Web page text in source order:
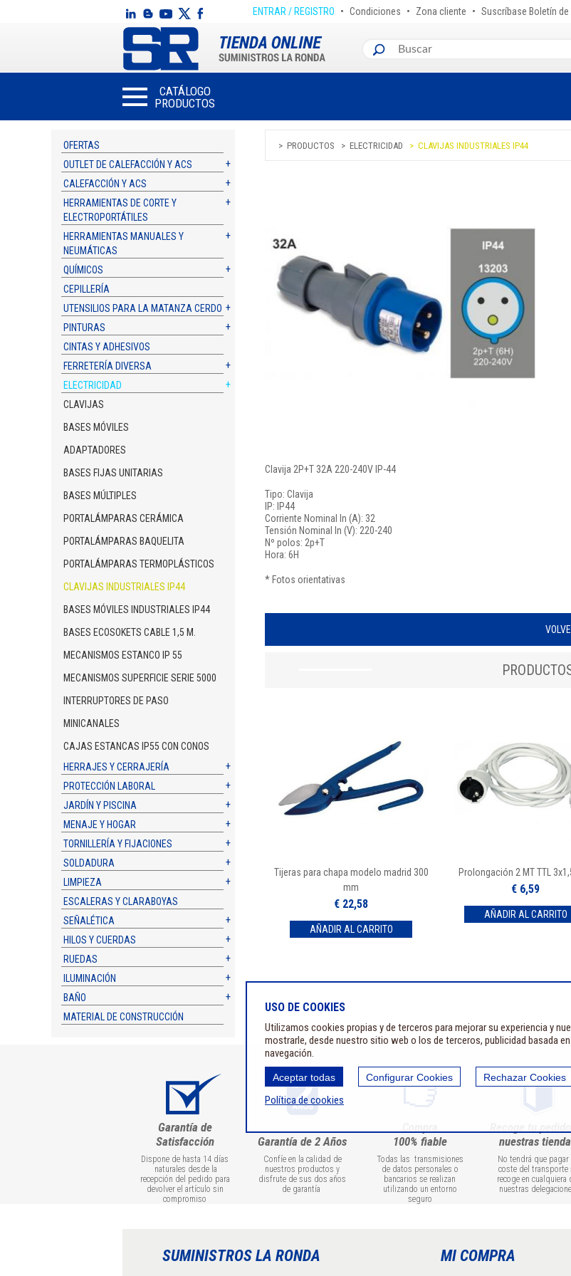
ENTRAR / REGISTRO • Condiciones • Zona cliente • Suscríbase Boletín de
CATÁLOGO
PRODUCTOS
OFERTAS
OUTLET DE CALEFACCIÓN Y ACS
CALEFACCIÓN Y ACS
HERRAMIENTAS DE CORTE Y
ELECTROPORTÁTILES
HERRAMIENTAS MANUALES Y
NEUMÁTICAS
QUÍMICOS
CEPILLERÍA
UTENSILIOS PARA LA MATANZA CERDO
PINTURAS
CINTAS Y ADHESIVOS
FERRETERÍA DIVERSA
ELECTRICIDAD
CLAVIJAS
BASES MÓVILES
ADAPTADORES
BASES FIJAS UNITARIAS
BASES MÚLTIPLES
PORTALÁMPARAS CERÁMICA
PORTALÁMPARAS BAQUELITA
PORTALÁMPARAS TERMOPLÁSTICOS
CLAVIJAS INDUSTRIALES IP44
BASES MÓVILES INDUSTRIALES IP44
BASES ECOSOKETS CABLE 1,5 M.
MECANISMOS ESTANCO IP 55
MECANISMOS SUPERFICIE SERIE 5000
INTERRUPTORES DE PASO
MINICANALES
CAJAS ESTANCAS IP55 CON CONOS
HERRAJES Y CERRAJERÍA
PROTECCIÓN LABORAL
JARDÍN Y PISCINA
MENAJE Y HOGAR
TORNILLERÍA Y FIJACIONES
SOLDADURA
LIMPIEZA
ESCALERAS Y CLARABOYAS
SEÑALÉTICA
HILOS Y CUERDAS
RUEDAS
ILUMINACIÓN
BAÑO
MATERIAL DE CONSTRUCCIÓN
PRODUCTOS ELECTRICIDAD CLAVIJAS INDUSTRIALES IP44
Clavija 2P+T 32A 220-240V IP-44
Tipo: Clavija
IP: IP44
Corriente Nominal In (A): 32
Tensión Nominal In (V): 220-240
Nº polos: 2p+T
Hora: 6H
* Fotos orientativas
Tijeras para chapa modelo madrid 300
mm
€ 22,58
Prolongación 2 MT TTL
€ 6,59
Garantía de
Satisfacción
Dispone de hasta 14 días
naturales desde la
recepción del pedido para
devolver el artículo sin
compromiso
Garantía de 2 Años
Confíe en la calidad de
nuestros productos y
disfrute de sus dos años
de garantía
100% fiable
Todas las transmisiones
de datos personales o
bancarios se realizan
utilizando un entorno
seguro
nuestras
No tendrá que pagar
coste del transporte
recoge en cualquiera
nuestras
SUMINISTROS LA RONDA MI COMPRA
USO DE COOKIES
Utilizamos cookies propias y de terceros para mejorar su experiencia y
mostrarle, desde nuestro sitio web o los de terceros, publicidad basada
navegación.
Aceptar todas Configurar Cookies Rechazar Cookies
Política de cookies